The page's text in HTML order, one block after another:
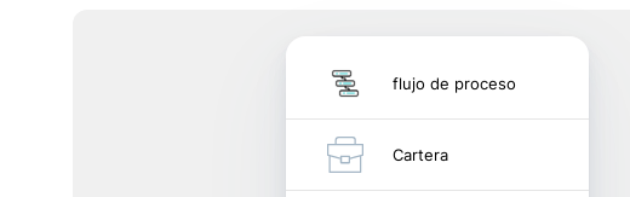
flujo de proceso
Cartera